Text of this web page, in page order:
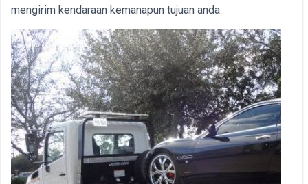
mengirim kendaraan kemanapun tujuan anda.